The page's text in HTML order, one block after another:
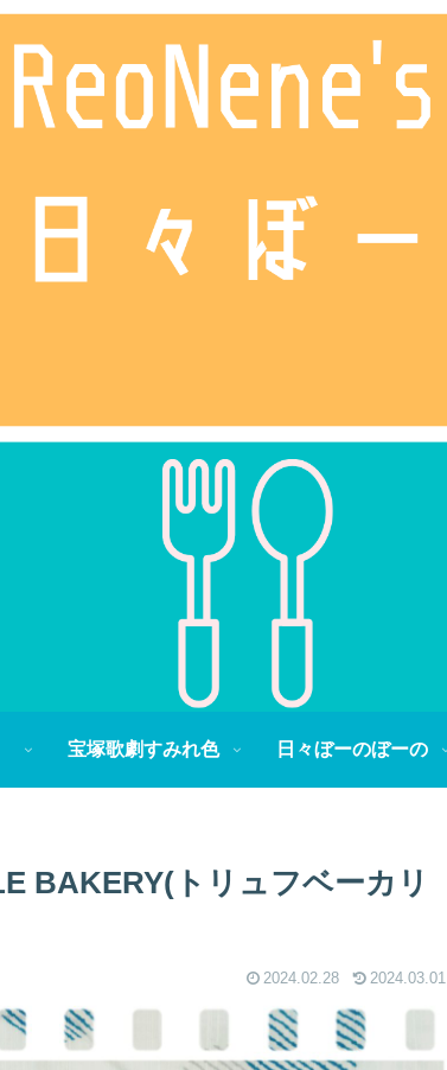
宝塚歌劇すみれ色 日々ぼーのぼーの
BAKERY(トリュフベーカリ
2024.02.28 2024.03.01